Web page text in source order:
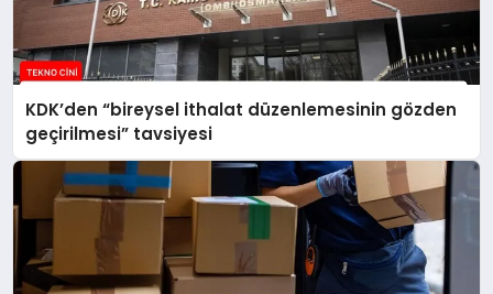
KDK’den “bireysel ithalat düzenlemesinin gözden
geçirilmesi” tavsiyesi